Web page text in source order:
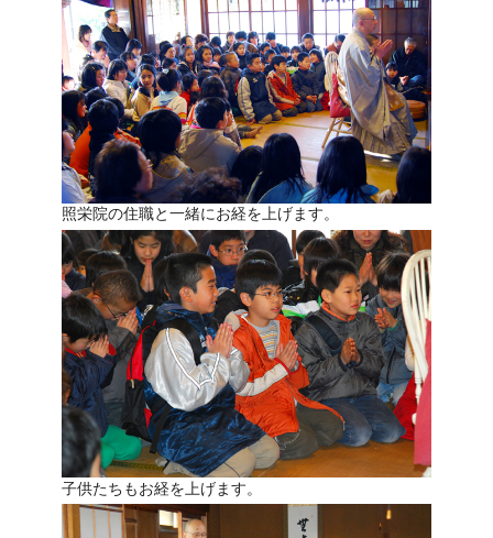
照栄院の住職と一緒にお経を上げます。
子供たちもお経を上げます。